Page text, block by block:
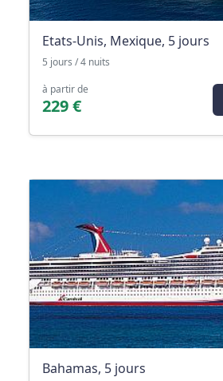
Etats-Unis, Mexique, 5 jours
5 jours / 4 nuits
à partir de
229 €
Bahamas, 5 jours